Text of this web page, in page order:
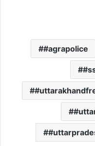
#agrapolice